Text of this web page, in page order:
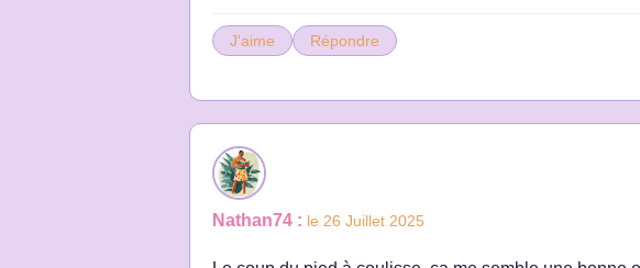
J'aime Répondre
Nathan74 : le 26 Juillet 2025